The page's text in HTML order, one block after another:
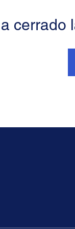
cerrado